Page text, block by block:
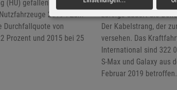
(HU) gefallen. Das ist das
2019“. Zum
Durchfallquote von
Prozent und 2015 bei 25
Brandgefahr, wenn
zufolge dauert die
Der Kabelstrang, der
versehen. Das
International sind 322
S-Max und Galaxy aus
Februar 2019